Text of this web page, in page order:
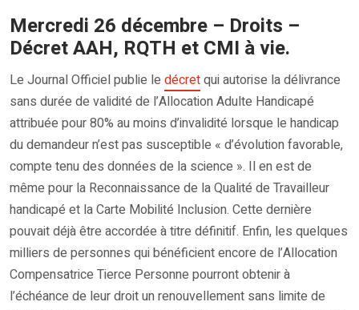
Mercredi 26 décembre – Droits –
Décret AAH, RQTH et CMI à vie.
Le Journal Officiel publie le décretqui autorise la délivrance
sans durée de validité de l’Allocation Adulte Handicapé
attribuée pour 80% au moins d’invalidité lorsque le handicap
du demandeur n’est pas susceptible « d’évolution favorable,
compte tenu des données de la science ». Il en est de
même pour la Reconnaissance de la Qualité de Travailleur
handicapé et la Carte Mobilité Inclusion. Cette dernière
pouvait déjà être accordée à titre définitif. Enfin, les quelques
milliers de personnes qui bénéficient encore de l’Allocation
Compensatrice Tierce Personne pourront obtenir à
l’échéance de leur droit un renouvellement sans limite de